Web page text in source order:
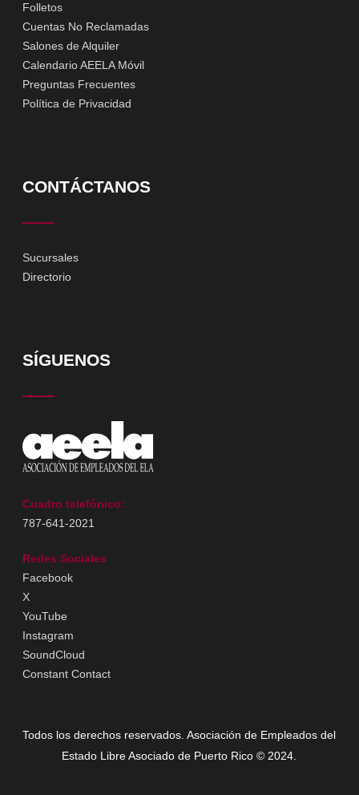
Folletos
Cuentas No Reclamadas
Salones de Alquiler
Calendario AEELA Móvil
Preguntas Frecuentes
Política de Privacidad
CONTÁCTANOS
Sucursales
Directorio
SÍGUENOS
Cuadro telefónico:
787-641-2021
Redes Sociales
Facebook
X
YouTube
Instagram
SoundCloud
Constant Contact
Todos los derechos reservados. Asociación de Empleados del
Estado Libre Asociado de Puerto Rico © 2024.